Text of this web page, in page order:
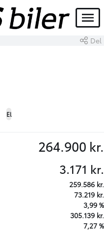
Menu
Del
El
264.900 kr.
3.171 kr.
259.586 kr.
73.219 kr.
3,99 %
305.139 kr.
7,27 %